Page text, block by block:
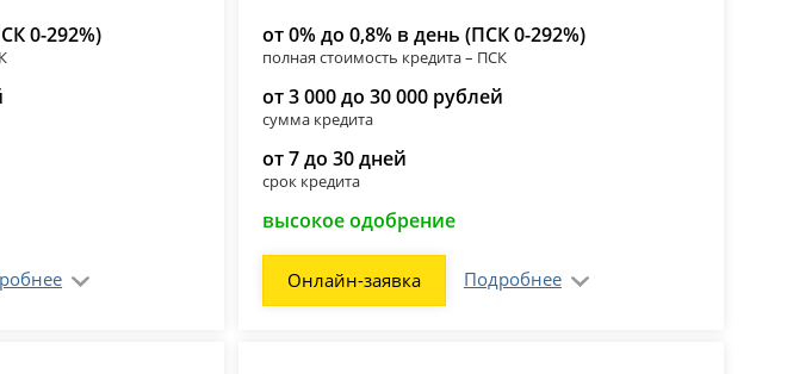
0-292%) от 0% до 0,8% в день (ПСК 0-292%)
полная стоимость кредита – ПСК
от 3 000 до 30 000 рублей
сумма кредита
от 7 до 30 дней
срок кредита
высокое одобрение
Онлайн-заявка Подробнее